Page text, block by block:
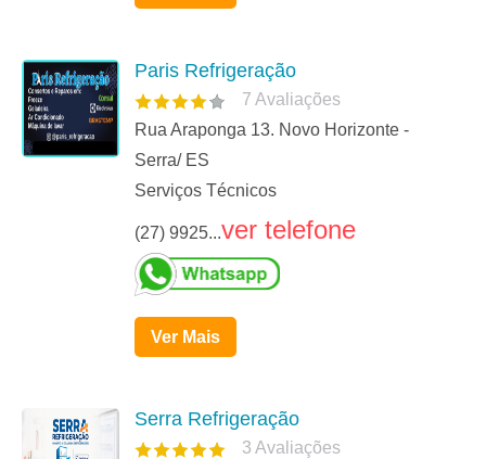
Paris Refrigeração
7 Avaliações
Rua Araponga 13. Novo Horizonte -
Serra/ ES
Serviços Técnicos
(27) 9925...ver telefone
Ver Mais
Serra Refrigeração
3 Avaliações